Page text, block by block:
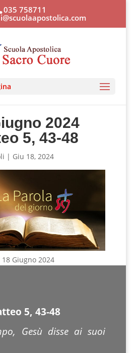
035 758711
2024
5, 43-48
| Giu 18, 2024
Giugno 2024
5, 43-48
Gesù disse ai suoi